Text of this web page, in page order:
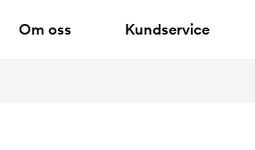
Om oss Kundservice